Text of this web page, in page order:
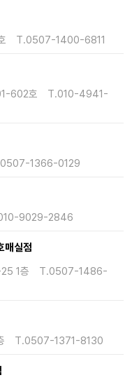
T.0507-1400-6811
602호
T.010-4941-
1366-0129
9029-2846
매실점
1층
T.0507-1486-
T.0507-1371-8130